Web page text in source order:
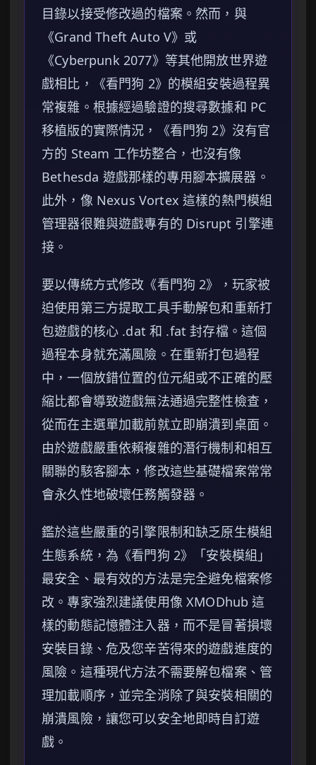
目錄以接受修改過的檔案。然而，與
《Grand Theft Auto V》或
《Cyberpunk 2077》等其他開放世界遊
戲相比，《看門狗 2》的模組安裝過程異
常複雜。根據經過驗證的搜尋數據和 PC
移植版的實際情況，《看門狗 2》沒有官
方的 Steam 工作坊整合，也沒有像
Bethesda 遊戲那樣的專用腳本擴展器。
此外，像 Nexus Vortex 這樣的熱門模組
管理器很難與遊戲專有的 Disrupt 引擎連
接。
要以傳統方式修改《看門狗 2》，玩家被
迫使用第三方提取工具手動解包和重新打
包遊戲的核心 .dat 和 .fat 封存檔。這個
過程本身就充滿風險。在重新打包過程
中，一個放錯位置的位元組或不正確的壓
縮比都會導致遊戲無法通過完整性檢查，
從而在主選單加載前就立即崩潰到桌面。
由於遊戲嚴重依賴複雜的潛行機制和相互
關聯的駭客腳本，修改這些基礎檔案常常
會永久性地破壞任務觸發器。
鑑於這些嚴重的引擎限制和缺乏原生模組
生態系統，為《看門狗 2》「安裝模組」
最安全、最有效的方法是完全避免檔案修
改。專家強烈建議使用像 XMODhub 這
樣的動態記憶體注入器，而不是冒著損壞
安裝目錄、危及您辛苦得來的遊戲進度的
風險。這種現代方法不需要解包檔案、管
理加載順序，並完全消除了與安裝相關的
崩潰風險，讓您可以安全地即時自訂遊
戲。